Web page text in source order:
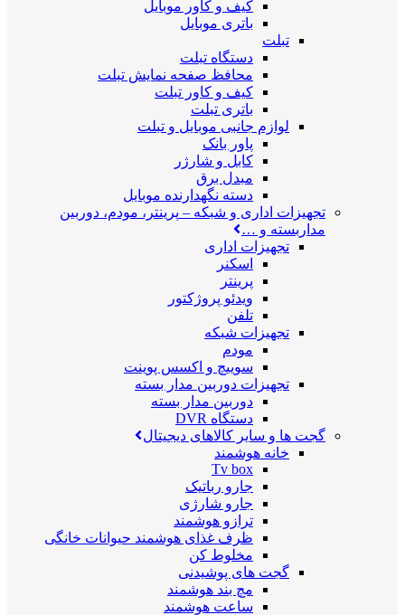
کیف و کاور موبایل
باتری موبایل
تبلت
دستگاه تبلت
محافظ صفحه نمایش تبلت
کیف و کاور تبلت
باتری تبلت
لوازم جانبی موبایل و تبلت
پاور بانک
کابل و شارژر
مبدل برق
دسته نگهدارنده موبایل
تجهیزات اداری و شبکه – پرینتر، مودم، دوربین
مداربسته و …
تجهیزات اداری
اسکنر
پرینتر
ویدئو پروژکتور
تلفن
تجهیزات شبکه
مودم
سوییچ و اکسس پوینت
تجهیزات دوربین مدار بسته
دوربین مدار بسته
دستگاه DVR
گجت ها و سایر کالاهای دیجیتال
خانه هوشمند
Tv box
جارو رباتیک
جارو شارژی
ترازو هوشمند
ظرف غذای هوشمند حیوانات خانگی
مخلوط کن
گجت های پوشیدنی
مچ بند هوشمند
ساعت هوشمند